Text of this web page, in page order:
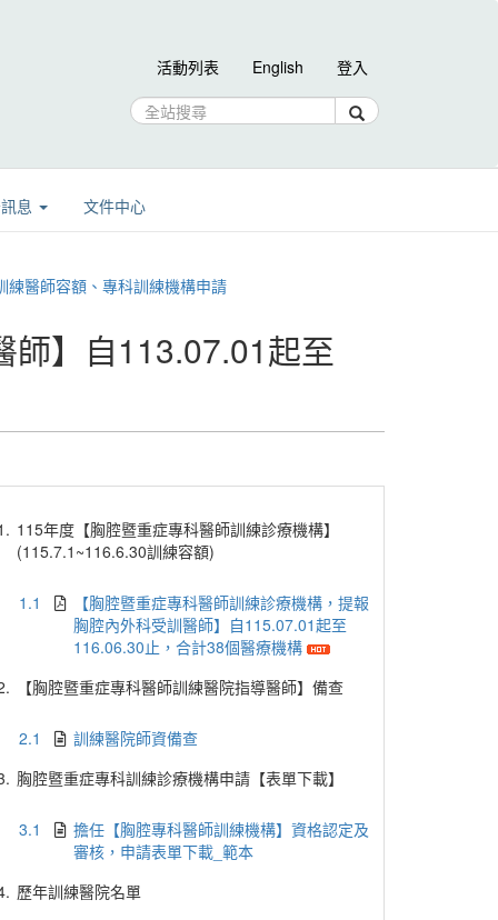
活動列表 English 登入
息 文件中心
練醫師容額、專科訓練機構申請
師】自113.07.01起至
115年度【胸腔暨重症專科醫師訓練診療機構】
(115.7.1~116.6.30訓練容額)
1.1
【胸腔暨重症專科醫師訓練診療機構，提報
胸腔內外科受訓醫師】自115.07.01起至
116.06.30止，合計38個醫療機構
【胸腔暨重症專科醫師訓練醫院指導醫師】備查
2.1
訓練醫院師資備查
胸腔暨重症專科訓練診療機構申請【表單下載】
3.1
擔任【胸腔專科醫師訓練機構】資格認定及
審核，申請表單下載_範本
歷年訓練醫院名單